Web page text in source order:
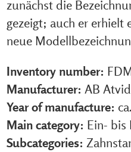
zunächst die
gezeigt; auch er erhielt
neue
Inventory number:
Manufacturer: AB
Year of manufacture:
Main category: Ein- bis
Subcategories: